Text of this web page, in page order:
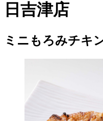
日吉津店
ミニもろみチキ